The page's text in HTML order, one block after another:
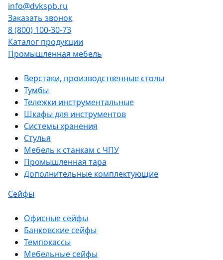
info@dvkspb.ru
Заказать звонок
8 (800) 100-30-73
Каталог продукции
Промышленная мебель
Верстаки, производственные столы
Тумбы
Тележки инструментальные
Шкафы для инструментов
Системы хранения
Стулья
Мебель к станкам с ЧПУ
Промышленная тара
Дополнительные комплектующие
Сейфы
Офисные сейфы
Банковские сейфы
Темпокассы
Мебельные сейфы